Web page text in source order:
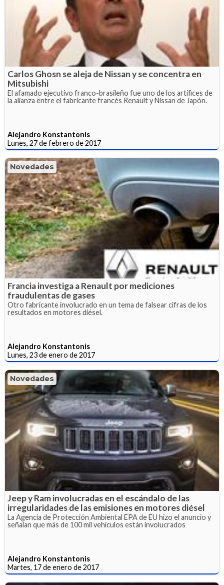
Carlos Ghosn se aleja de Nissan y se concentra en
Mitsubishi
El afamado ejecutivo franco-brasileño fue uno de los artífices de
la alianza entre el fabricante francés Renault y Nissan de Japón.
Alejandro Konstantonis
Lunes, 27 de febrero de 2017
Novedades
Francia investiga a Renault por mediciones
fraudulentas de gases
Otro fabricante involucrado en un tema de falsear cifras de los
resultados en motores diésel.
Alejandro Konstantonis
Lunes, 23 de enero de 2017
Novedades
Jeep y Ram involucradas en el escándalo de las
irregularidades de las emisiones en motores diésel
La Agencia de Protección Ambiental EPA de EU hizo el anuncio y
señalan que más de 100 mil vehículos están involucrados
Alejandro Konstantonis
Martes, 17 de enero de 2017